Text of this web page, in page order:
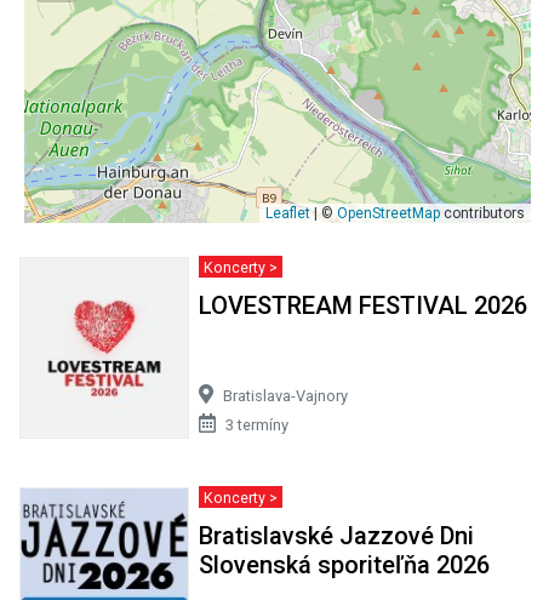
Leaflet| © OpenStreetMap contributors
Koncerty >
LOVESTREAM FESTIVAL 2026
Bratislava-Vajnory
3 termíny
Koncerty >
Bratislavské Jazzové Dni
Slovenská sporiteľňa 2026